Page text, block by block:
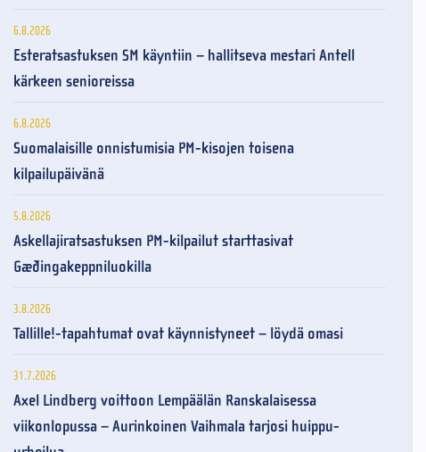
6.8.2026
Esteratsastuksen SM käyntiin – hallitseva mestari Antell
kärkeen senioreissa
6.8.2026
Suomalaisille onnistumisia PM-kisojen toisena
kilpailupäivänä
5.8.2026
Askellajiratsastuksen PM-kilpailut starttasivat
Gæðingakeppniluokilla
3.8.2026
Tallille!-tapahtumat ovat käynnistyneet – löydä omasi
31.7.2026
Axel Lindberg voittoon Lempäälän Ranskalaisessa
viikonlopussa – Aurinkoinen Vaihmala tarjosi huippu-